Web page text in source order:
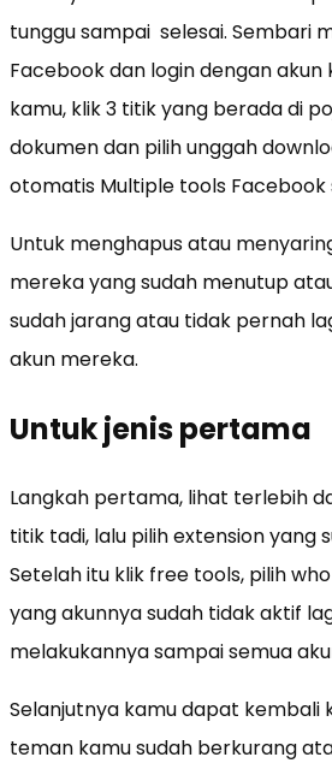
tunggu sampai selesai. Sembari
Facebook dan login dengan
kamu, klik 3 titik yang berada di
dokumen dan pilih unggah
otomatis Multiple tools Facebook
Untuk menghapus atau
mereka yang sudah menutup
sudah jarang atau tidak pernah
akun mereka.
Untuk jenis pertama
Langkah pertama, lihat terlebih
titik tadi, lalu pilih extension yang
Setelah itu klik free tools, pilih
yang akunnya sudah tidak aktif
melakukannya sampai semua
Selanjutnya kamu dapat
teman kamu sudah berkurang